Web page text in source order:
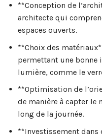
**Conception de
architecte qui
espaces ouverts.
**Choix des
permettant une
lumière, comme le
**Optimisation de
de manière à capter
long de la journée.
**Investissement dans